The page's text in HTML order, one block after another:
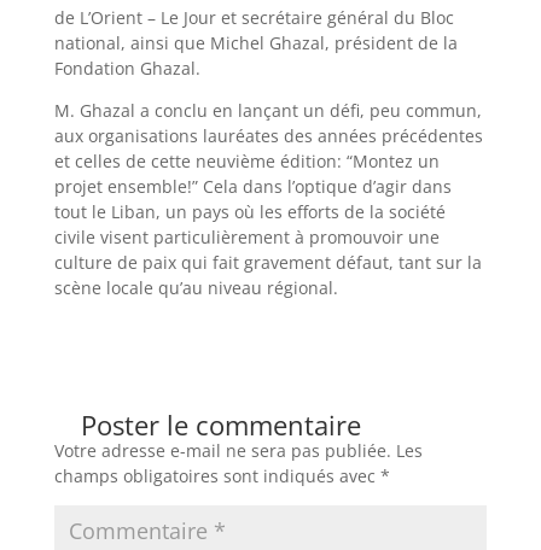
de L’Orient – Le Jour et secrétaire général du Bloc
national, ainsi que Michel Ghazal, président de la
Fondation Ghazal.
M. Ghazal a conclu en lançant un défi, peu commun,
aux organisations lauréates des années précédentes
et celles de cette neuvième édition: “Montez un
projet ensemble!” Cela dans l’optique d’agir dans
tout le Liban, un pays où les efforts de la société
civile visent particulièrement à promouvoir une
culture de paix qui fait gravement défaut, tant sur la
scène locale qu’au niveau régional.
Poster le commentaire
Votre adresse e-mail ne sera pas publiée. Les
champs obligatoires sont indiqués avec *